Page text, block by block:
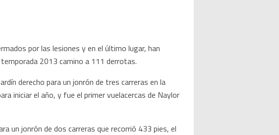
por las lesiones y en el último lugar, han
2013 camino a 111 derrotas.
derecho para un jonrón de tres carreras en la
iniciar el año, y fue el primer vuelacercas de Naylor
un jonrón de dos carreras que recorrió 433 pies, el